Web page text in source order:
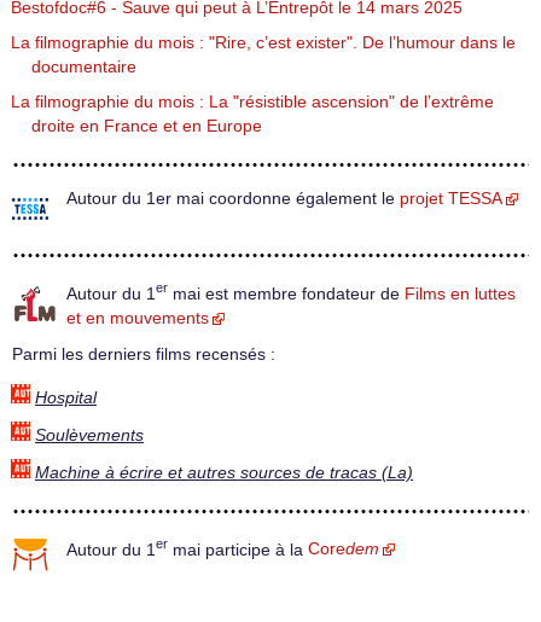
Bestofdoc#6 - Sauve qui peut à L’Entrepôt le 14 mars 2025
La filmographie du mois : "Rire, c’est exister". De l’humour dans le
documentaire
La filmographie du mois : La "résistible ascension" de l’extrême
droite en France et en Europe
Autour du 1er mai coordonne également le projet TESSA
Autour du 1 er mai est membre fondateur de Films en luttes
et en mouvements
Parmi les derniers films recensés :
Hospital
Soulèvements
Machine à écrire et autres sources de tracas (La)
Autour du 1 er mai participe à la Coredem